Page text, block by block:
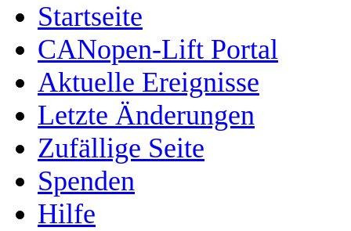
Startseite
CANopen-Lift Portal
Aktuelle Ereignisse
Letzte Änderungen
Zufällige Seite
Spenden
Hilfe